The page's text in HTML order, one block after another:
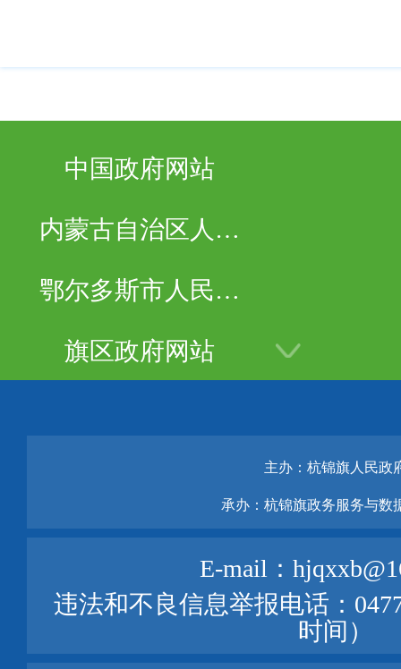
中国政府网站
内蒙古自治区人民
鄂尔多斯市人民政
旗区政府网站
主办：杭锦旗人民政
承办：杭锦旗政务服务与数
E-mail：
违法和不良信息举报电话：
时间）